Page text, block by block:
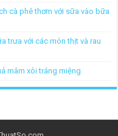
cà phê thơm với sữa vào bữa
trưa với các món thịt và rau
mâm xôi tráng miệng